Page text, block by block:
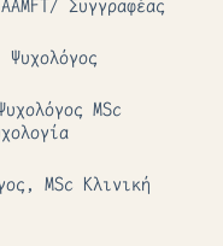
Συγγραφέας
Ψυχολόγος
ΜSc
MSc Κλινική